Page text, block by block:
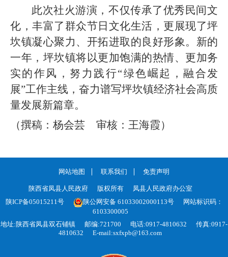
此次社火游演，不仅传承了优秀民间文
化，丰富了群众节日文化生活，更展现了坪
坎镇凝心聚力、开拓进取的良好形象。新的
一年，坪坎镇将以更加饱满的热情、更加务
实的作风，努力践行“绿色崛起，融合发
展”工作主线，奋力谱写坪坎镇经济社会高质
量发展新篇章。
（撰稿：杨会芸 审核：王海霞）
网站地图 联系我们 免责声明
陕西省凤县人民政府 版权所有
凤县人民政府办公室
陕ICP备05015211号
陕公网安备 61033002000113号
网站标识码：
6103300005
地址:陕西省凤县双石铺镇
邮编:721700 电话:0917-4810632
传真:0917-
4810632
E-mail:sxfxpb@163.com